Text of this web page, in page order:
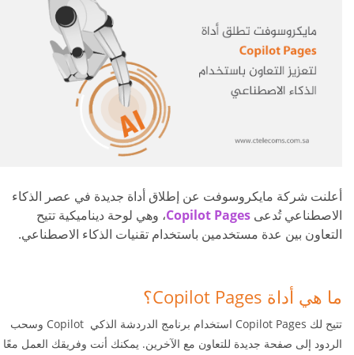
أعلنت شركة مايكروسوفت عن إطلاق أداة جديدة في عصر الذكاء
الاصطناعي تُدعى Copilot Pages، وهي لوحة ديناميكية تتيح
التعاون بين عدة مستخدمين باستخدام تقنيات الذكاء الاصطناعي.
ما هي أداة Copilot Pages؟
تتيح لك Copilot Pages استخدام برنامج الدردشة الذكي Copilot وسحب
الردود إلى صفحة جديدة للتعاون مع الآخرين. يمكنك أنت وفريقك العمل معًا